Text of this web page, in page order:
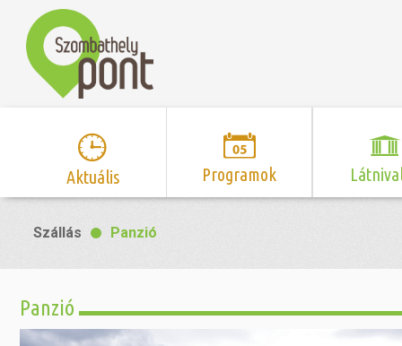
Aktuális Programok
Program naptár
Szent
Hírek
Sport és
Szállás Panzió
Panzió